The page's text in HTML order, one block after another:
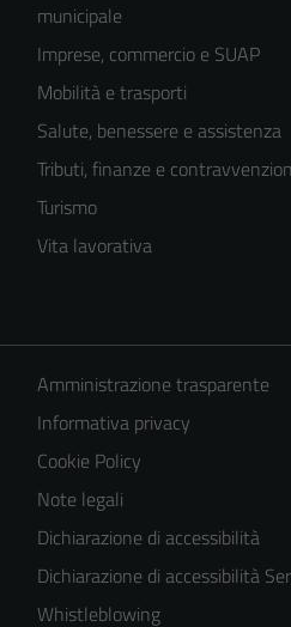
municipale
Imprese, commercio e SUAP
Mobilità e trasporti
Salute, benessere e assistenza
Tributi, finanze e
Turismo
Vita lavorativa
Amministrazione trasparente
Informativa privacy
Cookie Policy
Note legali
Dichiarazione di accessibilità
Dichiarazione di accessibilità
Whistleblowing